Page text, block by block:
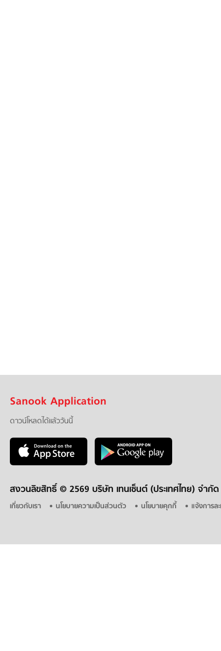
Sanook Application
ดาวน์โหลดได้แล้ววันนี้
สงวนลิขสิทธิ์ © 2569 บริษัท เทนเซ็นต์ (ประเทศไทย) จำกัด
เกี่ยวกับเรา นโยบายความเป็นส่วนตัว นโยบายคุกกี้ แจ้งการล